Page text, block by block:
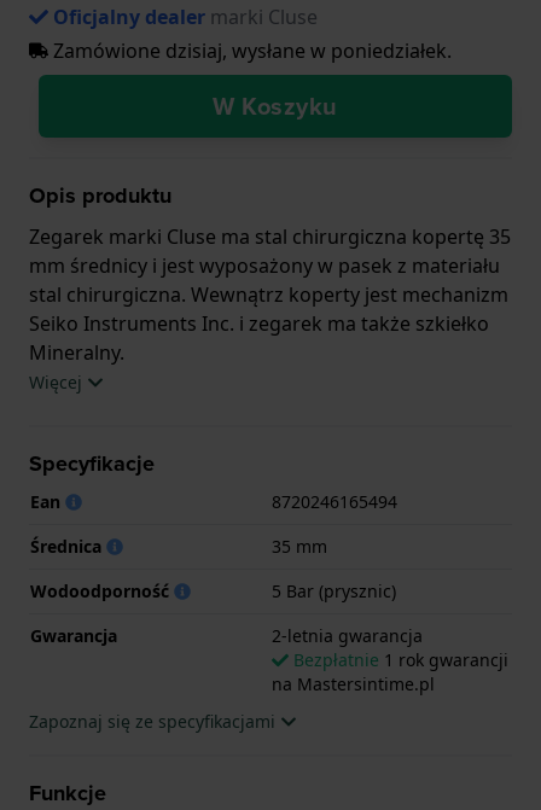
Oficjalny dealer marki Cluse
Zamówione dzisiaj, wysłane w poniedziałek.
W Koszyku
Opis produktu
Zegarek marki Cluse ma stal chirurgiczna kopertę 35
mm średnicy i jest wyposażony w pasek z materiału
stal chirurgiczna. Wewnątrz koperty jest mechanizm
Seiko Instruments Inc. i zegarek ma także szkiełko
Mineralny.
letnia gwarancja.
Więcej
Specyfikacje
Ean
8720246165494
Średnica
35 mm
Wodoodporność
5 Bar (prysznic)
Gwarancja
2-letnia gwarancja
Bezpłatnie 1 rok gwarancji
na Mastersintime.pl
Zapoznaj się ze specyfikacjami
Funkcje